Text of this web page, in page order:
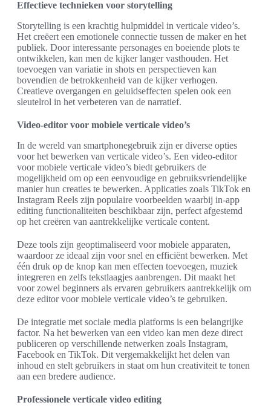
Effectieve technieken voor storytelling
Storytelling is een krachtig hulpmiddel in verticale video’s.
Het creëert een emotionele connectie tussen de maker en het
publiek. Door interessante personages en boeiende plots te
ontwikkelen, kan men de kijker langer vasthouden. Het
toevoegen van variatie in shots en perspectieven kan
bovendien de betrokkenheid van de kijker verhogen.
Creatieve overgangen en geluidseffecten spelen ook een
sleutelrol in het verbeteren van de narratief.
Video-editor voor mobiele verticale video’s
In de wereld van smartphonegebruik zijn er diverse opties
voor het bewerken van verticale video’s. Een video-editor
voor mobiele verticale video’s biedt gebruikers de
mogelijkheid om op een eenvoudige en gebruiksvriendelijke
manier hun creaties te bewerken. Applicaties zoals TikTok en
Instagram Reels zijn populaire voorbeelden waarbij in-app
editing functionaliteiten beschikbaar zijn, perfect afgestemd
op het creëren van aantrekkelijke verticale content.
Deze tools zijn geoptimaliseerd voor mobiele apparaten,
waardoor ze ideaal zijn voor snel en efficiënt bewerken. Met
één druk op de knop kan men effecten toevoegen, muziek
integreren en zelfs tekstlaagjes aanbrengen. Dit maakt het
voor zowel beginners als ervaren gebruikers aantrekkelijk om
deze editor voor mobiele verticale video’s te gebruiken.
De integratie met sociale media platforms is een belangrijke
factor. Na het bewerken van een video kan men deze direct
publiceren op verschillende netwerken zoals Instagram,
Facebook en TikTok. Dit vergemakkelijkt het delen van
inhoud en stelt gebruikers in staat om hun creativiteit te tonen
aan een bredere audience.
Professionele verticale video editing